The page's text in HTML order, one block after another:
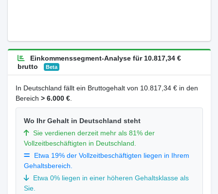
Einkommenssegment-Analyse für 10.817,34 €
brutto
Beta
In Deutschland fällt ein Bruttogehalt von 10.817,34 € in den
Bereich > 6.000 €.
Wo Ihr Gehalt in Deutschland steht
Sie verdienen derzeit mehr als 81% der
Vollzeitbeschäftigten in Deutschland.
Etwa 19% der Vollzeitbeschäftigten liegen in Ihrem
Gehaltsbereich.
Etwa 0% liegen in einer höheren Gehaltsklasse als
Sie.